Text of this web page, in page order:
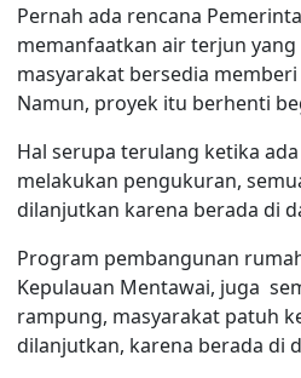
Pernah ada rencana
memanfaatkan air terjun
masyarakat bersedia
Namun, proyek itu berhenti
Hal serupa terulang ketika
melakukan pengukuran,
dilanjutkan karena berada di
Program pembangunan
Kepulauan Mentawai, juga
rampung, masyarakat patuh
dilanjutkan, karena berada di